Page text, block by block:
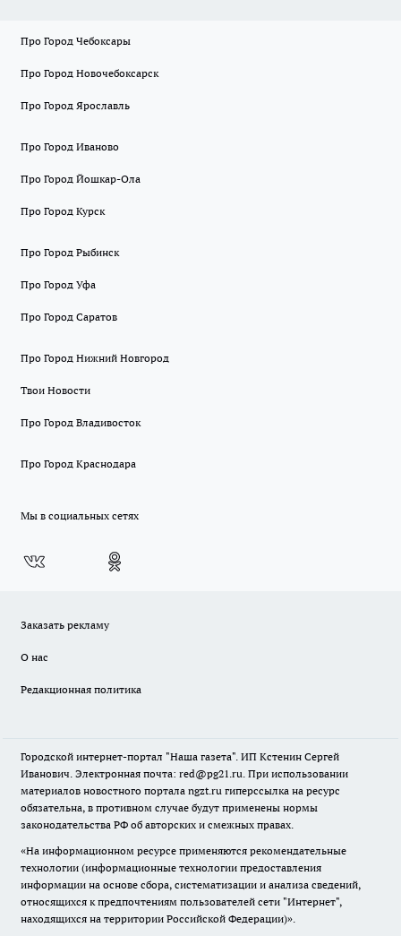
Про Город Чебоксары
Про Город Новочебоксарск
Про Город Ярославль
Про Город Иваново
Про Город Йошкар-Ола
Про Город Курск
Про Город Рыбинск
Про Город Уфа
Про Город Саратов
Про Город Нижний Новгород
Твои Новости
Про Город Владивосток
Про Город Краснодара
Мы в социальных сетях
Заказать рекламу
О нас
Редакционная политика
Городской интернет-портал "Наша газета". ИП Кстенин Сергей
Иванович. Электронная почта: red@pg21.ru. При использовании
материалов новостного портала ngzt.ru гиперссылка на ресурс
обязательна, в противном случае будут применены нормы
законодательства РФ об авторских и смежных правах.
«На информационном ресурсе применяются рекомендательные
технологии (информационные технологии предоставления
информации на основе сбора, систематизации и анализа сведений,
относящихся к предпочтениям пользователей сети "Интернет",
находящихся на территории Российской Федерации)».